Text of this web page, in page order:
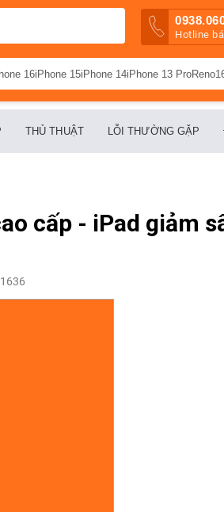
Hotline
16iPhone 15iPhone 14iPhone 13 Pro
THỦ THUẬT LỖI THƯỜNG GẶP
cấp - iPad giảm
1636